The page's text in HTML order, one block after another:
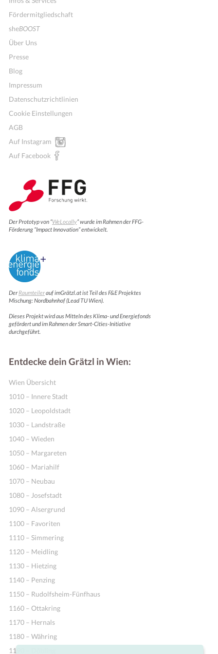
Fördermitgliedschaft
sheBOOST
Über Uns
Presse
Blog
Impressum
Datenschutzrichtlinien
Cookie Einstellungen
AGB
Auf Instagram
Auf Facebook
Der Prototyp von “WeLocally” wurde im Rahmen der FFG-
Förderung “Impact Innovation” entwickelt.
DerRaumteilerauf imGrätzl.at ist Teil des F&E Projektes
Mischung: Nordbahnhof (Lead TU Wien).
Dieses Projekt wird aus Mitteln des Klima- und Energiefonds
gefördert und im Rahmen der Smart-Cities-Initiative
durchgeführt.
Entdecke dein Grätzl in Wien:
Wien Übersicht
1010 – Innere Stadt
1020 – Leopoldstadt
1030 – Landstraße
1040 – Wieden
1050 – Margareten
1060 – Mariahilf
1070 – Neubau
1080 – Josefstadt
1090 – Alsergrund
1100 – Favoriten
1110 – Simmering
1120 – Meidling
1130 – Hietzing
1140 – Penzing
1150 – Rudolfsheim-Fünfhaus
1160 – Ottakring
1170 – Hernals
1180 – Währing
1190 – Döbling